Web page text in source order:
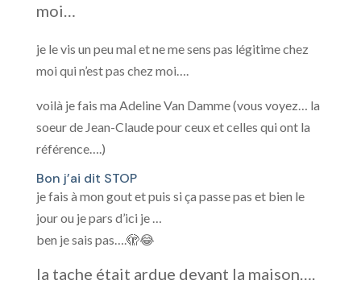
moi…
je le vis un peu mal et ne me sens pas légitime chez
moi qui n’est pas chez moi….
voilà je fais ma Adeline Van Damme (vous voyez… la
soeur de Jean-Claude pour ceux et celles qui ont la
référence….)
Bon j’ai dit STOP
je fais à mon gout et puis si ça passe pas et bien le
jour ou je pars d’ici je …
ben je sais pas….🫣😂
la tache était ardue devant la maison….